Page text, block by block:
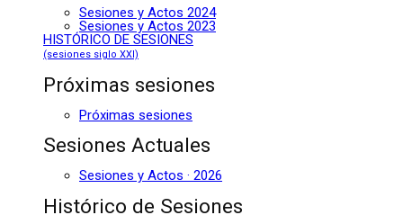
Sesiones y Actos 2024
Sesiones y Actos 2023
HISTÓRICO DE SESIONES
(sesiones siglo XXI)
Próximas sesiones
Próximas sesiones
Sesiones Actuales
Sesiones y Actos · 2026
Histórico de Sesiones